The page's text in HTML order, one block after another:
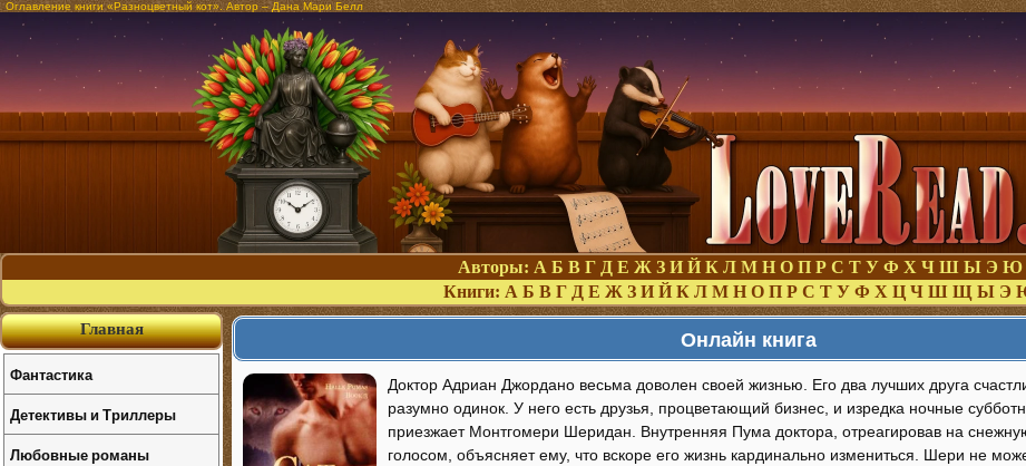
Оглавление книги «Разноцветный кот». Автор – Дана Мари Белл
Авторы: А Б В Г Д Е Ж З И Й К Л М Н О П Р С Т У Ф Х Ч Ш Ы Э Ю
Книги: А Б В Г Д Е Ж З И Й К Л М Н О П Р С Т У Ф Х Ц Ч Ш Щ Ы Э
Онлайн книга
Доктор Адриан Джордано весьма доволен своей жизнью. Его два лучших друга
разумно одинок. У него есть друзья, процветающий бизнес, и изредка ночные
приезжает Монтгомери Шеридан. Внутренняя Пума доктора, отреагировав на
голосом, объясняет ему, что вскоре его жизнь кардинально измениться. Шери не
Главная
Фантастика
Детективы и Триллеры
Любовные романы